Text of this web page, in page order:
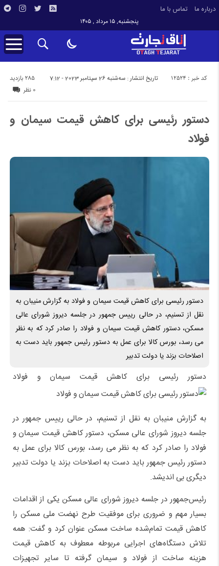
درباره ما تماس با ما
پنجشنبه, ۱۵ مرداد , ۱۴۰۵
تاریخ انتشار : سه‌شنبه 26 سپتامبر 2023 - 7:12 285 بازدید کد خبر : 12524
0 نظر
دستور رئیسی برای کاهش قیمت سیمان و
فولاد
دستور رئیسی برای کاهش قیمت سیمان و فولاد به گزارش منیبان به
نقل از تسنیم، در حالی رییس جمهور در جلسه دیروز شورای عالی
مسکن، دستور کاهش قیمت سیمان و فولاد را صادر کرد که به نظر
می رسد، بورس کالا برای عمل به دستور رئیس جمهور باید دست به
اصلاحات بزند یا دولت تدبیر
دستور رئیسی برای کاهش قیمت سیمان و فولاد
به گزارش منیبان به نقل از تسنیم، در حالی رییس جمهور در
جلسه دیروز شورای عالی مسکن، دستور کاهش قیمت سیمان و
فولاد را صادر کرد که به نظر می رسد، بورس کالا برای عمل به
دستور رئیس جمهور باید دست به اصلاحات بزند یا دولت تدبیر
دیگری بی اندیشد.
رئیس‌جمهور در جلسه دیروز شورای عالی مسکن یکی از اقدامات
بسیار مهم و ضروری برای موفقیت طرح نهضت ملی مسکن را
کاهش قیمت تمام‌شده ساخت مسکن عنوان کرد و گفت: همه
تلاش دستگاه‌های اجرایی مربوطه معطوف به کاهش قیمت
هزینه ساخت از فولاد و سیمان گرفته تا سایر تجهیزات